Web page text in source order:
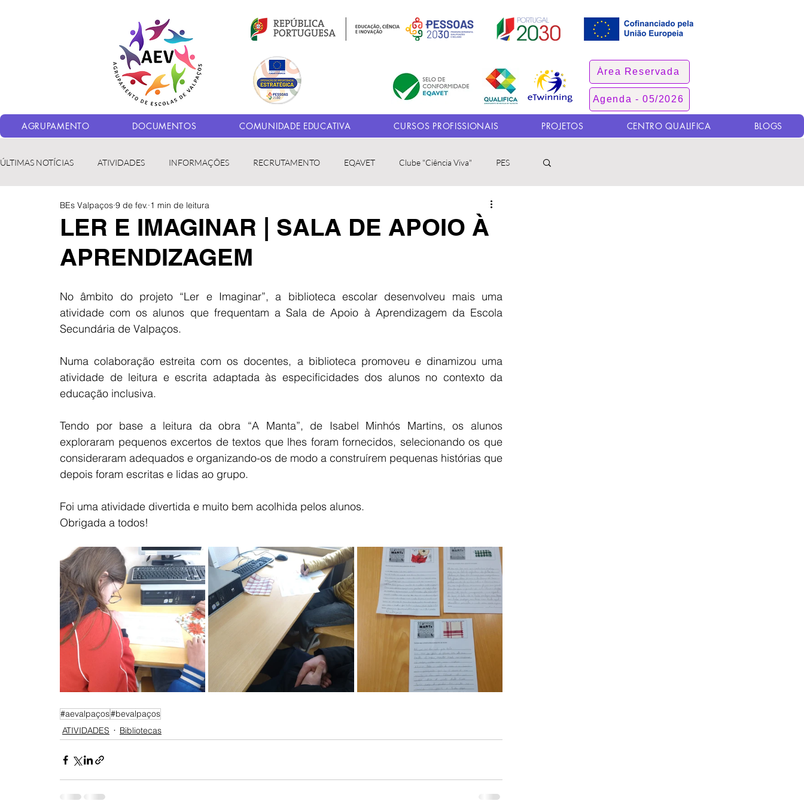
Área Reservada
Agenda - 05/2026
AGRUPAMENTO DOCUMENTOS COMUNIDADE EDUCATIVA CURSOS PROFISSIONAIS PROJETOS CENTRO QUALIFICA BLOGS
ÚLTIMAS NOTÍCIAS ATIVIDADES INFORMAÇÕES RECRUTAMENTO EQAVET Clube "Ciência Viva" PES
Bibliotecas LER fora da Escola ERASMUS+
LER E IMAGINAR | SALA DE APOIO À
APRENDIZAGEM
BEs Valpaços 9 de fev. 1 min de leitura
No âmbito do projeto “Ler e Imaginar”, a biblioteca escolar desenvolveu mais uma
atividade com os alunos que frequentam a Sala de Apoio à Aprendizagem da Escola
Secundária de Valpaços.
Numa colaboração estreita com os docentes, a biblioteca promoveu e dinamizou uma
atividade de leitura e escrita adaptada às especificidades dos alunos no contexto da
educação inclusiva.
Tendo por base a leitura da obra “A Manta”, de Isabel Minhós Martins, os alunos
exploraram pequenos excertos de textos que lhes foram fornecidos, selecionando os que
consideraram adequados e organizando-os de modo a construírem pequenas histórias que
depois foram escritas e lidas ao grupo.
Foi uma atividade divertida e muito bem acolhida pelos alunos.
Obrigada a todos!
#aevalpaços#bevalpaços
ATIVIDADES
Bibliotecas